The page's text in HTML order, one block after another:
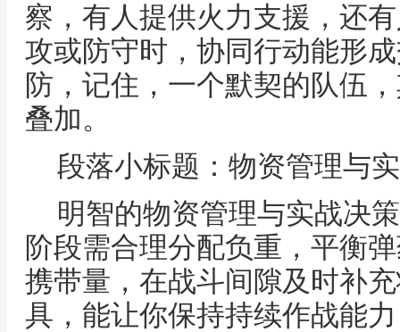
察，有人提供火力支援，还
攻或防守时，协同行动能形
防，记住，一个默契的队伍
叠加。
段落小标题：物资管理与
明智的物资管理与实战决
阶段需合理分配负重，平衡
携带量，在战斗间隙及时补
具，能让你保持持续作战能